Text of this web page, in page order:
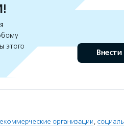
этого
Внести
организации,